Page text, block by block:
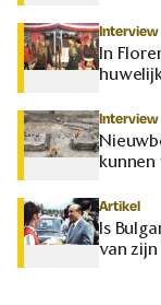
Interview
In
Interview
kunnen
Artikel
Is
van